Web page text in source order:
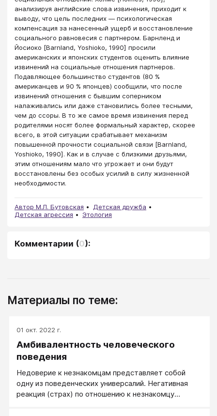
анализируя английские слова извинения, приходит к
выводу, что цель последних — психологическая
компенсация за нанесенный ущерб и восстановление
социального равновесия с партнером. Барнленд и
Йосиоко [Barnland, Yoshioko, 1990] просили
американских и японских студентов оценить влияние
извинений на социальныe отношения партнеров.
Подавляющее большинство студентов (80 %
американцев и 90 % японцев) сообщили, что после
извинений отношения с бывшим соперником
налаживались или даже становились более тесными,
чем до ссоры. В то же самое время извинения перед
родителями носят более формальный характер, скорее
всего, в этой ситуации срабатывает механизм
повышенной прочности социальной связи [Barnland,
Yoshioko, 1990]. Как и в случае с близкими друзьями,
этим отношениям мало что угрожает и они будут
восстановлены без особых усилий в силу жизненной
необходимости.
Автор М.Л. Бутовская
Детская дружба
Детская агрессия
Этология
Комментарии (0):
Материалы по теме:
01 окт. 2022 г.
Амбивалентность человеческого
поведения
Недоверие к незнакомцам представляет собой
одну из поведенческих универсалий. Негативная
реакция (страх) по отношению к незнакомцу